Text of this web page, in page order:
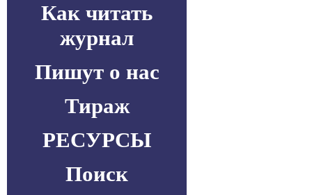
Как читать
журнал
Пишут о нас
Тираж
РЕСУРСЫ
Поиск